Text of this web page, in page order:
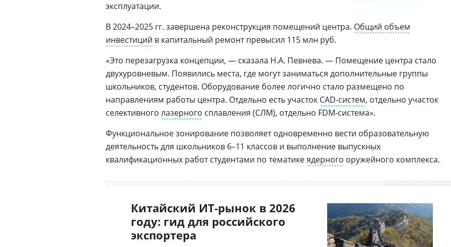
эксплуатации.
В 2024–2025 гг. завершена реконструкция помещений центра. Общий объем
инвестиций в капитальный ремонт превысил 115 млн руб.
«Это перезагрузка концепции, — сказала Н.А. Певнева. — Помещение центра стало
двухуровневым. Появились места, где могут заниматься дополнительные группы
школьников, студентов. Оборудование более логично стало размещено по
направлениям работы центра. Отдельно есть участок CAD-систем, отдельно участок
селективного лазерного сплавления (СЛМ), отдельно FDM-система».
Функциональное зонирование позволяет одновременно вести образовательную
деятельность для школьников 6–11 классов и выполнение выпускных
квалификационных работ студентами по тематикеядерного оружейного комплекса.
Китайский ИТ-рынок в 2026
году: гид для российского
экспортера